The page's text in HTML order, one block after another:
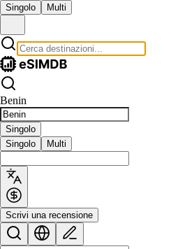
Singolo Multi
Benin
Singolo
Singolo
Multi
Scrivi una recensione